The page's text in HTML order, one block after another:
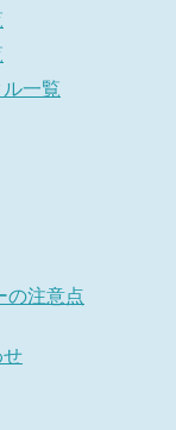
一覧
の注意点
せ